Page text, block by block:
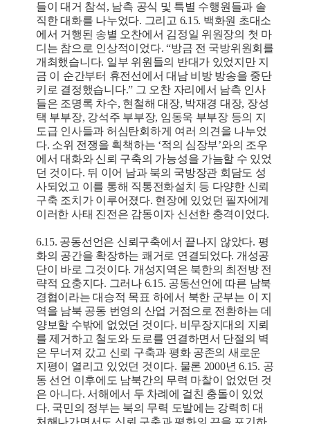
들이 대거 참석, 남측 공식 및 특별 수행원들과 솔
직한 대화를 나누었다. 그리고 6.15. 백화원 초대소
에서 거행된 송별 오찬에서 김정일 위원장의 첫 마
디는 참으로 인상적이었다. “방금 전 국방위원회를
개최했습니다. 일부 위원들의 반대가 있었지만 지
금 이 순간부터 휴전선에서 대남 비방 방송을 중단
키로 결정했습니다.” 그 오찬 자리에서 남측 인사
들은 조명록 차수, 현철해 대장, 박재경 대장, 장성
택 부부장, 강석주 부부장, 임동욱 부부장 등의 지
도급 인사들과 허심탄회하게 여러 의견을 나누었
다. 소위 전쟁을 획책하는 ‘적의 심장부’와의 조우
에서 대화와 신뢰 구축의 가능성을 가늠할 수 있었
던 것이다. 뒤 이어 남과 북의 국방장관 회담도 성
사되었고 이를 통해 직통전화설치 등 다양한 신뢰
구축 조치가 이루어졌다. 현장에 있었던 필자에게
이러한 사태 진전은 감동이자 신선한 충격이었다.
6.15. 공동선언은 신뢰구축에서 끝나지 않았다. 평
화의 공간을 확장하는 쾌거로 연결되었다. 개성공
단이 바로 그것이다. 개성지역은 북한의 최전방 전
략적 요충지다. 그러나 6.15. 공동선언에 따른 남북
경협이라는 대승적 목표 하에서 북한 군부는 이 지
역을 남북 공동 번영의 산업 거점으로 전환하는 데
양보할 수밖에 없었던 것이다. 비무장지대의 지뢰
를 제거하고 철도와 도로를 연결하면서 단절의 벽
은 무너져 갔고 신뢰 구축과 평화 공존의 새로운
지평이 열리고 있었던 것이다. 물론 2000년 6.15. 공
동 선언 이후에도 남북간의 무력 마찰이 없었던 것
은 아니다. 서해에서 두 차례에 걸친 충돌이 있었
다. 국민의 정부는 북의 무력 도발에는 강력히 대